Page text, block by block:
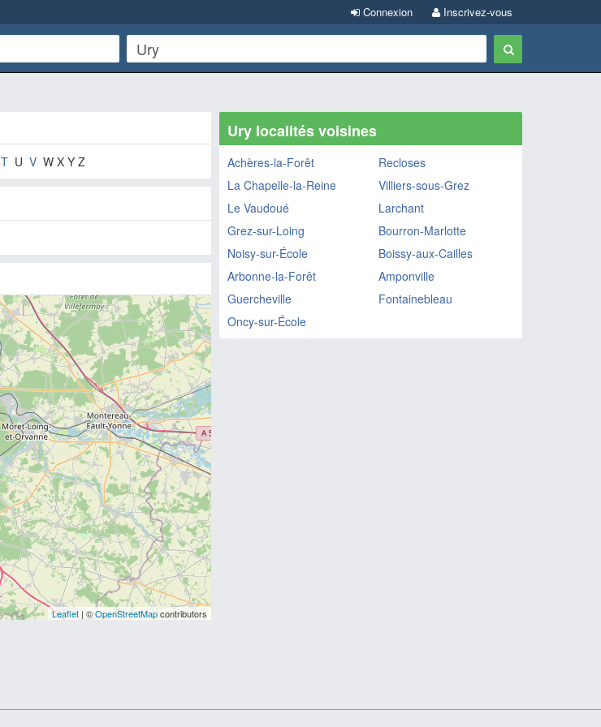
Inscrivez-vous
Connexion
T U V W X Y Z
Leaflet| ©OpenStreetMapcontributors
Ury localités voisines
Achères-la-Forêt
Recloses
La Chapelle-la-Reine
Villiers-sous-Grez
Le Vaudoué
Larchant
Grez-sur-Loing
Bourron-Marlotte
Noisy-sur-École
Boissy-aux-Cailles
Arbonne-la-Forêt
Amponville
Guercheville
Fontainebleau
Oncy-sur-École